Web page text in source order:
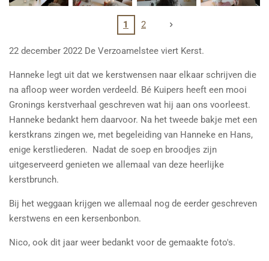
1 2
22 december 2022 De Verzoamelstee viert Kerst.
Hanneke legt uit dat we kerstwensen naar elkaar schrijven die
na afloop weer worden verdeeld. Bé Kuipers heeft een mooi
Gronings kerstverhaal geschreven wat hij aan ons voorleest.
Hanneke bedankt hem daarvoor. Na het tweede bakje met een
kerstkrans zingen we, met begeleiding van Hanneke en Hans,
enige kerstliederen. Nadat de soep en broodjes zijn
uitgeserveerd genieten we allemaal van deze heerlijke
kerstbrunch.
Bij het weggaan krijgen we allemaal nog de eerder geschreven
kerstwens en een kersenbonbon.
Nico, ook dit jaar weer bedankt voor de gemaakte foto's.